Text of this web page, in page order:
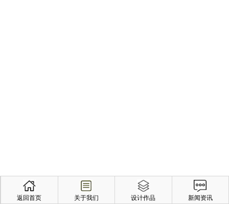
返回首页 关于我们 设计作品 新闻资讯